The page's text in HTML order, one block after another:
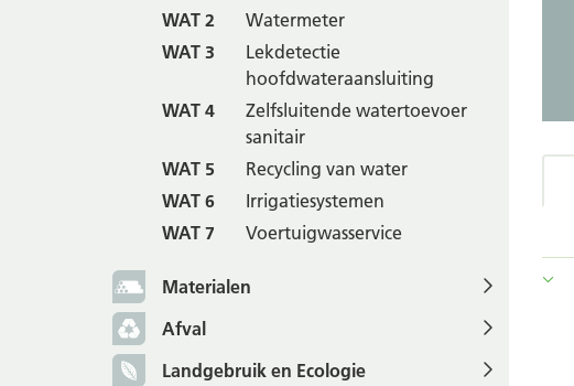
WAT 2
Watermeter
WAT 3
Lekdetectie
hoofdwateraansluiting
WAT 4
Zelfsluitende watertoevoer
sanitair
WAT 5
Recycling van water
WAT 6
Irrigatiesystemen
WAT 7
Voertuigwasservice
Materialen
Afval
Landgebruik en Ecologie